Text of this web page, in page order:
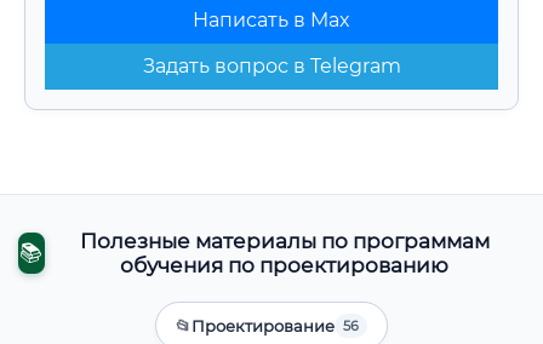
Написать в Max
Задать вопрос в Telegram
📚
Полезные материалы по программам
обучения по проектированию
📂Проектирование 56